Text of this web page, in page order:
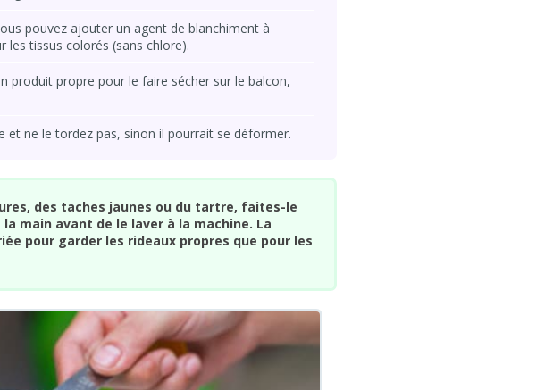
pouvez ajouter un agent de blanchiment à
les tissus colorés (sans chlore).
produit propre pour le faire sécher sur le balcon,
et ne le tordez pas, sinon il pourrait se déformer.
des taches jaunes ou du tartre, faites-le
main avant de le laver à la machine. La
pour garder les rideaux propres que pour les